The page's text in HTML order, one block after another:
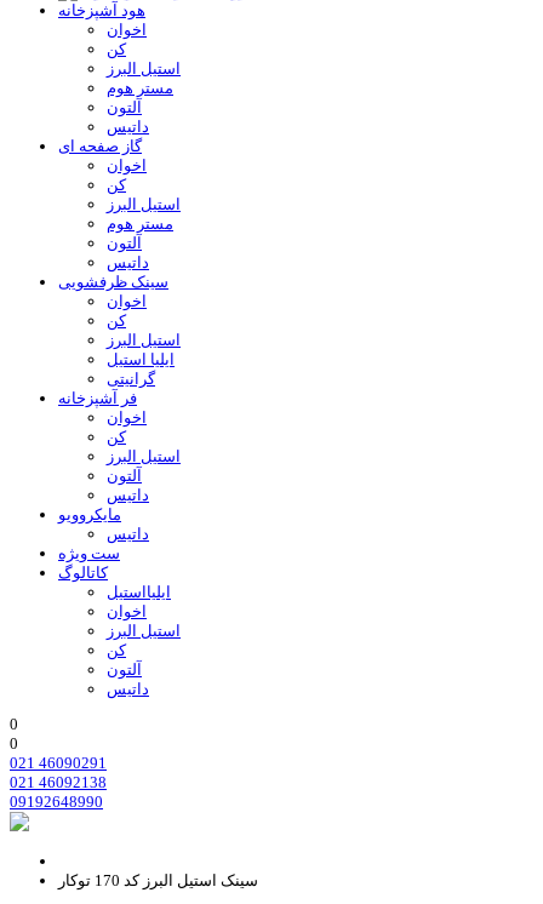
هود آشپزخانه
اخوان
کن
استیل البرز
مستر هوم
آلتون
داتیس
گاز صفحه ای
اخوان
کن
استیل البرز
مستر هوم
آلتون
داتیس
سینک ظرفشویی
اخوان
کن
استیل البرز
ایلیا استیل
گرانیتی
فر آشپزخانه
اخوان
کن
استیل البرز
آلتون
داتیس
مایکروویو
داتیس
ست ویژه
کاتالوگ
ایلیااستیل
اخوان
استیل البرز
کن
آلتون
داتیس
0
0
021 46090291
021 46092138
09192648990
سینک استیل البرز کد 170 توکار